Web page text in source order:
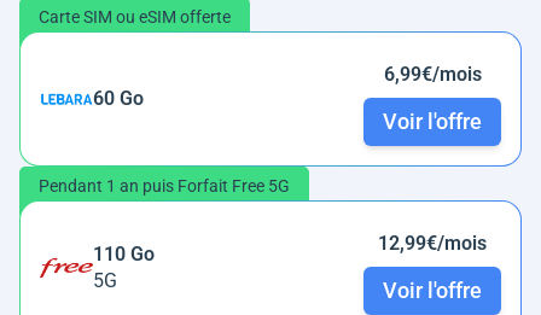
Carte SIM ou eSIM offerte
60 Go
6,99€/mois
Voir l'offre
Pendant 1 an puis Forfait Free 5G
110 Go
5G
12,99€/mois
Voir l'offre